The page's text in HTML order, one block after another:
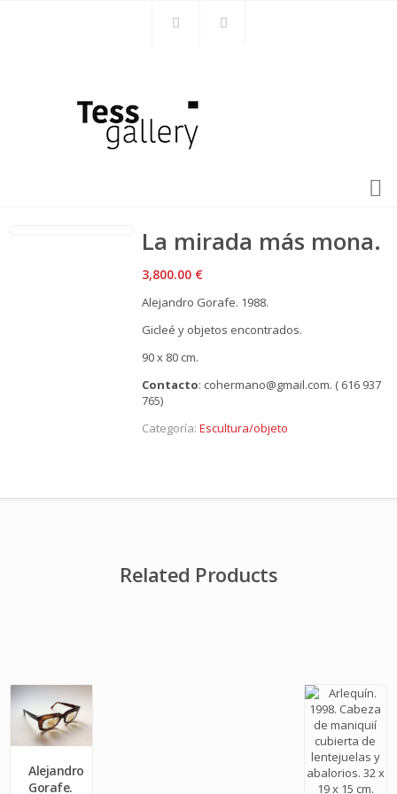
La mirada más mona.
3,800.00 €
Alejandro Gorafe. 1988.
Gicleé y objetos encontrados.
90 x 80 cm.
Contacto: cohermano@gmail.com. ( 616 937
765)
Categoría:Escultura/objeto
Related Products
Alejandro
Gorafe.